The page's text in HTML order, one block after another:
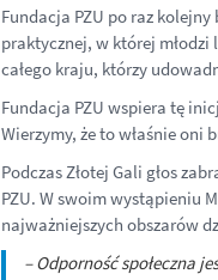
Fundacja PZU po raz
praktycznej, w której młodzi
całego kraju, którzy
Fundacja PZU wspiera tę
Wierzymy, że to właśnie oni
Podczas Złotej Gali głos
PZU. W swoim wystąpieniu
najważniejszych obszarów
– Odporność społeczna